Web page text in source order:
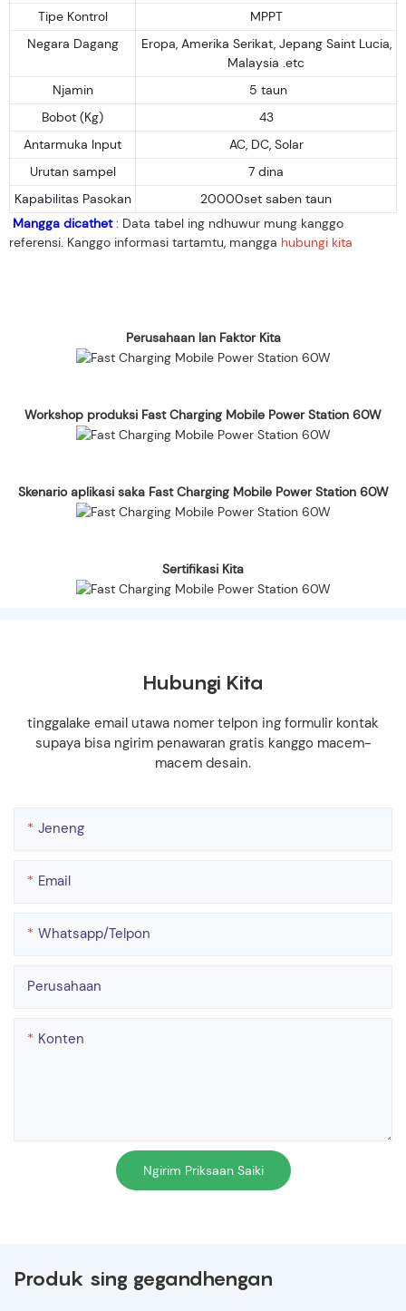
Tipe Kontrol
MPPT
Negara Dagang
Eropa, Amerika Serikat, Jepang Saint Lucia,
Malaysia .etc
Njamin
5 taun
Bobot (Kg)
43
Antarmuka Input
AC, DC, Solar
Urutan sampel
7 dina
Kapabilitas Pasokan
20000set saben taun
Mangga dicathet: Data tabel ing ndhuwur mung kanggo
referensi. Kanggo informasi tartamtu, mangga hubungi kita
Perusahaan lan Faktor Kita
Workshop produksi Fast Charging Mobile Power Station 60W
Skenario aplikasi saka Fast Charging Mobile Power Station 60W
Sertifikasi Kita
Hubungi Kita
tinggalake email utawa nomer telpon ing formulir kontak
supaya bisa ngirim penawaran gratis kanggo macem-
macem desain.
Jeneng
Email
Whatsapp/telpon
Perusahaan
Konten
Ngirim Priksaan Saiki
Produk sing gegandhengan